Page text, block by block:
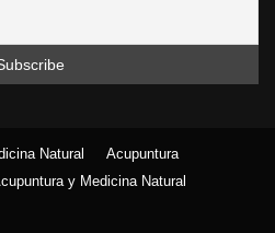
Natural
Acupuntura
y Medicina Natural